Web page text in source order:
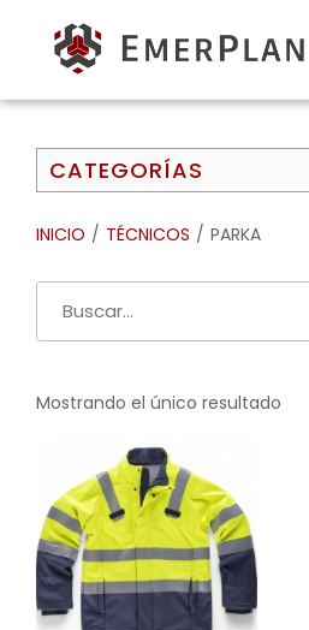
CATEGORÍAS
INICIO / TÉCNICOS / PARKA
Mostrando el único resultado